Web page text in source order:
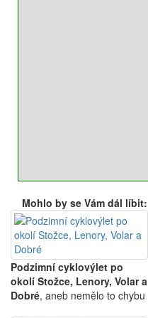
Mohlo by se Vám dál líbit:
Podzimní cyklovýlet po
okolí Stožce, Lenory, Volar a
Dobré, aneb nemělo to chybu